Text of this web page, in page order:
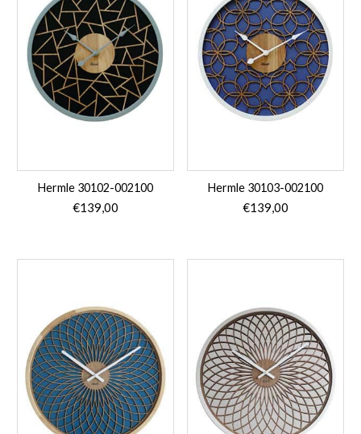
Hermle 30102-002100
€139,00
Hermle 30103-002100
€139,00